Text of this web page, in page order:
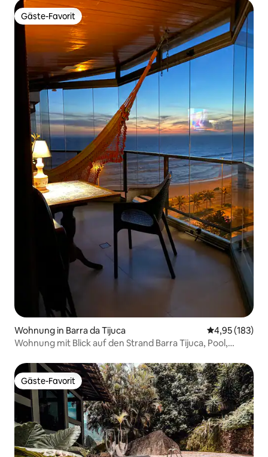
Gäste-Favorit
Gäste-Favorit
Wohnung in Barra da Tijuca
4,95 (183)
Wohnung mit Blick auf den Strand Barra Tijuca, Pool,
Gäste-Favorit
Gäste-Favorit